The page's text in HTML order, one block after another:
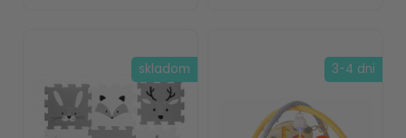
skladom 3-4 dni